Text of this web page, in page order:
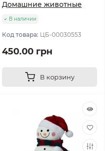
Домашние животные
В наличии
Код товара: ЦБ-00030553
450.00 грн
В корзину